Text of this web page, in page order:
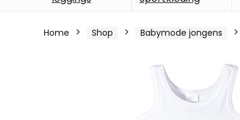
Home Shop Babymode jongens